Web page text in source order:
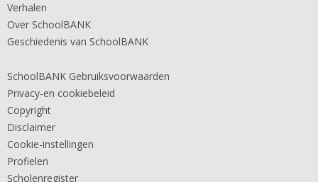
Verhalen
Over SchoolBANK
Geschiedenis van SchoolBANK
SchoolBANK Gebruiksvoorwaarden
Privacy-en cookiebeleid
Copyright
Disclaimer
Cookie-instellingen
Profielen
Scholenregister